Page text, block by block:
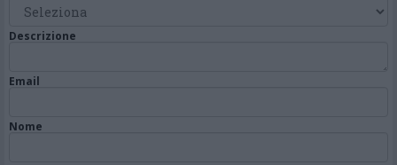
Descrizione
Email
Nome